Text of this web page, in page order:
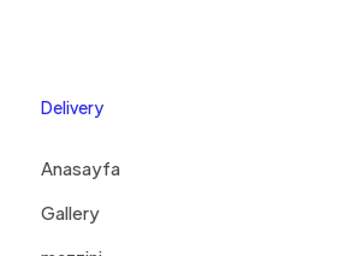
Delivery
Anasayfa
Gallery